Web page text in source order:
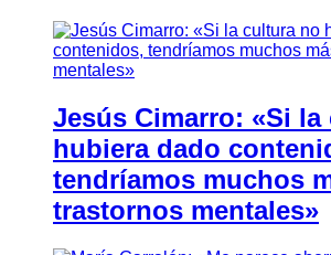
Jesús Cimarro: «Si
hubiera dado
tendríamos muchos
trastornos mentales»